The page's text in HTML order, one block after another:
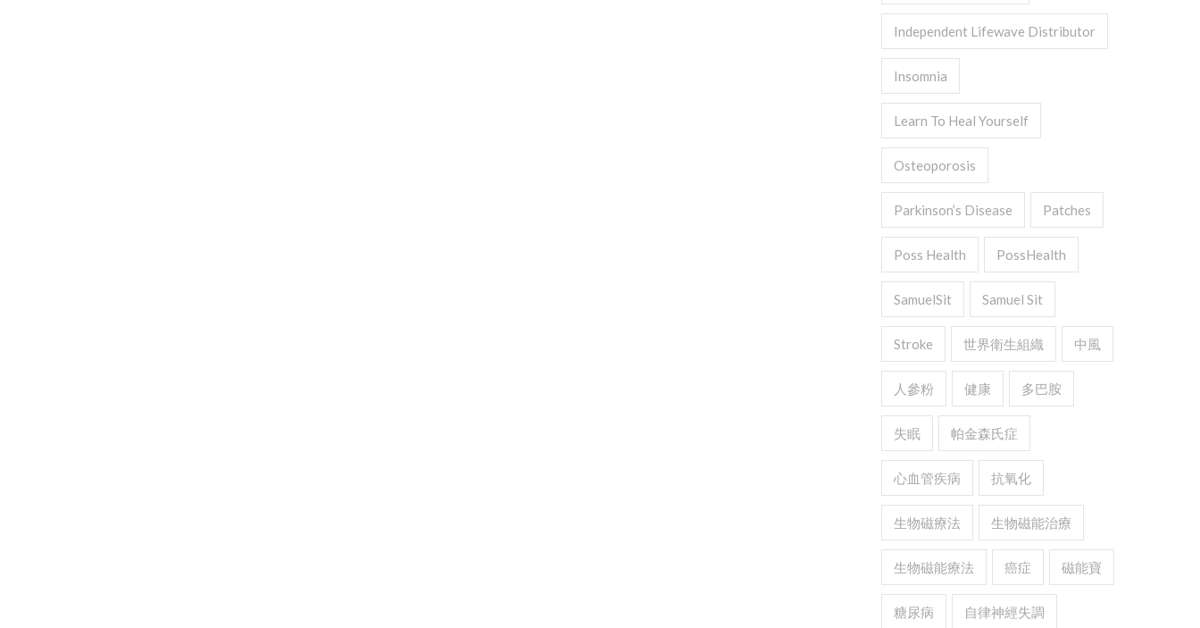
Independent Lifewave Distributor
Insomnia
Learn To Heal Yourself
Osteoporosis
Parkinson’s Disease Patches
Poss Health PossHealth
SamuelSit Samuel Sit
Stroke 世界衛生組織 中風
人參粉 健康 多巴胺
失眠 帕金森氏症
心血管疾病 抗氧化
生物磁療法 生物磁能治療
生物磁能療法 癌症 磁能寶
糖尿病 自律神經失調